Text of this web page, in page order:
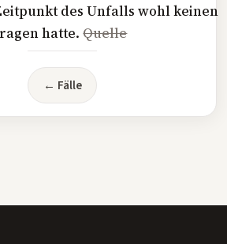
des Unfalls wohl keinen
hatte.Quelle
← Fälle